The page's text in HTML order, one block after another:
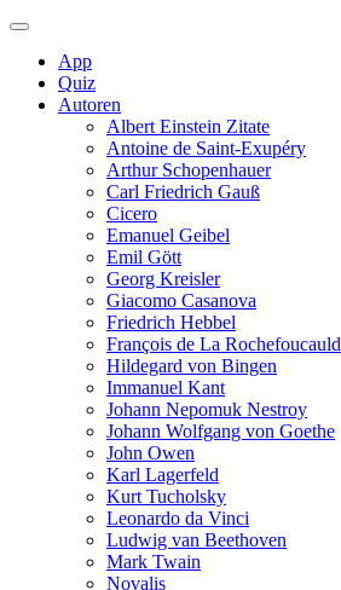
App
Quiz
Autoren
Albert Einstein Zitate
Antoine de Saint-Exupéry
Arthur Schopenhauer
Carl Friedrich Gauß
Cicero
Emanuel Geibel
Emil Gött
Georg Kreisler
Giacomo Casanova
Friedrich Hebbel
François de La Rochefoucauld
Hildegard von Bingen
Immanuel Kant
Johann Nepomuk Nestroy
Johann Wolfgang von Goethe
John Owen
Karl Lagerfeld
Kurt Tucholsky
Leonardo da Vinci
Ludwig van Beethoven
Mark Twain
Novalis